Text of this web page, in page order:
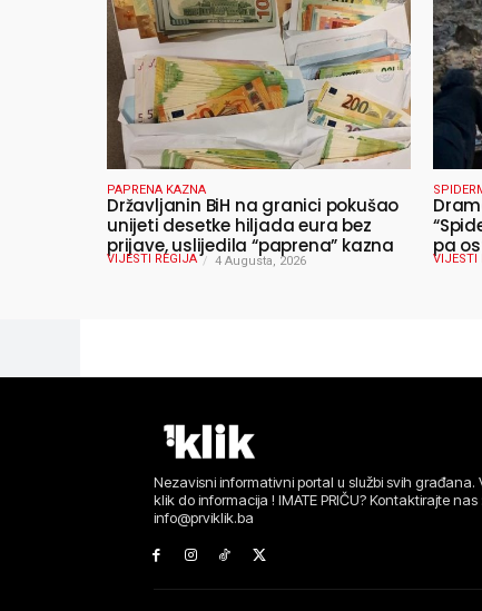
PAPRENA KAZNA
Državljanin BiH na granici pokušao
unijeti desetke hiljada eura bez
prijave, uslijedila “paprena” kazna
VIJESTI REGIJA 4 Augusta, 2026
pa
VIJESTI
Nezavisni informativni portal u službi svih građana.
klik do informacija ! IMATE PRIČU? Kontaktirajte nas :
info@prviklik.ba